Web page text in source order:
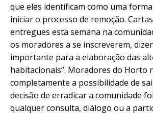
que eles identificam como uma
iniciar o processo de remoção.
entregues esta semana na
os moradores a se inscreverem,
importante para a elaboração das
habitacionais”. Moradores do Horto
completamente a possibilidade de
decisão de erradicar a comunidade
qualquer consulta, diálogo ou a